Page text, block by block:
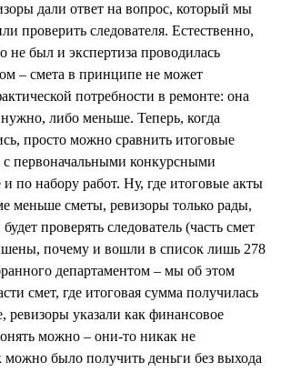
дали ответ на вопрос, который мы
проверить следователя. Естественно,
не был и экспертиза проводилась
– смета в принципе не может
потребности в ремонте: она
либо меньше. Теперь, когда
просто можно сравнить итоговые
первоначальными конкурсными
по набору работ. Ну, где итоговые акты
меньше сметы, ревизоры только рады,
проверять следователь (часть смет
почему и вошли в список лишь 278
департаментом – мы об этом
смет, где итоговая сумма получилась
ревизоры указали как финансовое
можно – они-то никак не
можно было получить деньги без выхода